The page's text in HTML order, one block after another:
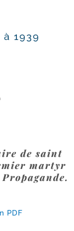
à 1939
de saint
martyr
PDF